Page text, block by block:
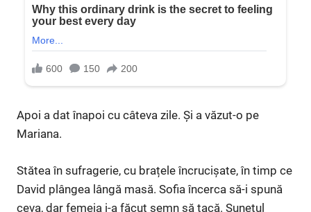
Apoi a dat înapoi cu câteva zile. Și a văzut-o pe
Mariana.
Stătea în sufragerie, cu brațele încrucișate, în timp ce
David plângea lângă masă. Sofia încerca să-i spună
ceva, dar femeia i-a făcut semn să tacă. Sunetul